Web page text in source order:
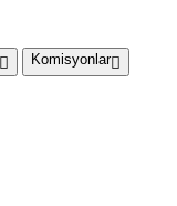
Komisyonlar